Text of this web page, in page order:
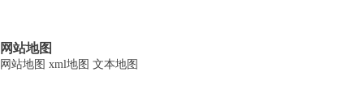
网站地图
网站地图 xml地图 文本地图